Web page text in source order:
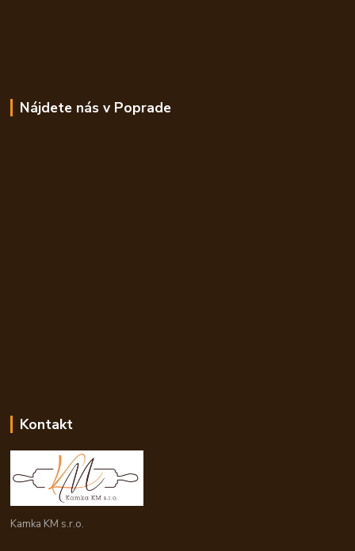
Nájdete nás v Poprade
Kontakt
Kamka KM s.r.o.